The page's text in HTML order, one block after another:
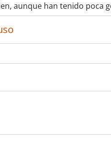
aunque han tenido poca